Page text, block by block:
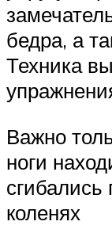
бедра, а
Техника
Важно
ноги
коленях